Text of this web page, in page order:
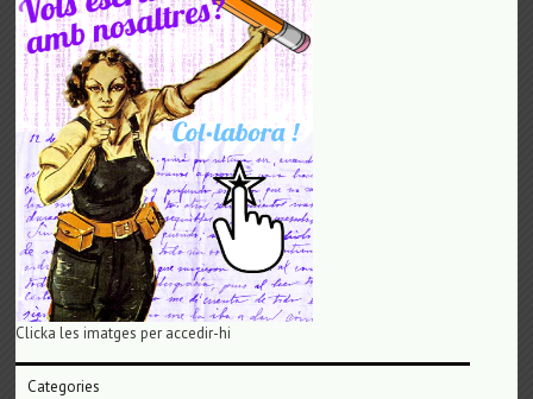
Clicka les imatges per accedir-hi
Categories